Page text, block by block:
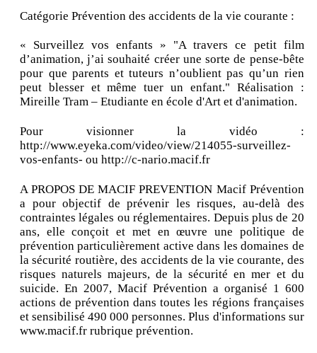
Catégorie Prévention des accidents de la vie courante :
« Surveillez vos enfants » "A travers ce petit film
d’animation, j’ai souhaité créer une sorte de pense-bête
pour que parents et tuteurs n’oublient pas qu’un rien
peut blesser et même tuer un enfant." Réalisation :
Mireille Tram – Etudiante en école d'Art et d'animation.
Pour visionner la vidéo :
http://www.eyeka.com/video/view/214055-surveillez-
vos-enfants- ou http://c-nario.macif.fr
A PROPOS DE MACIF PREVENTION Macif Prévention
a pour objectif de prévenir les risques, au-delà des
contraintes légales ou réglementaires. Depuis plus de 20
ans, elle conçoit et met en œuvre une politique de
prévention particulièrement active dans les domaines de
la sécurité routière, des accidents de la vie courante, des
risques naturels majeurs, de la sécurité en mer et du
suicide. En 2007, Macif Prévention a organisé 1 600
actions de prévention dans toutes les régions françaises
et sensibilisé 490 000 personnes. Plus d'informations sur
www.macif.fr rubrique prévention.